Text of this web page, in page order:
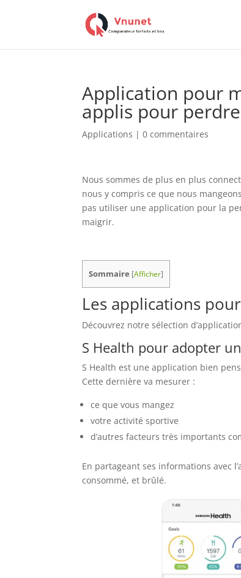
Application pour
applis pour
Applications |0 commentaires
Nous sommes de plus en plus
nous y compris ce que nous
pas utiliser une application pour la
maigrir.
Sommaire [Afficher]
Les applications
Découvrez notre sélection
S Health pour adopter
S Health est une application bien
Cette dernière va mesurer :
ce que vous mangez
votre activité sportive
d’autres facteurs très importants
En partageant ses informations avec
consommé, et brûlé.